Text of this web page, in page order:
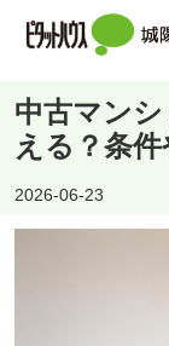
中古マン
える？条
2026-06-23